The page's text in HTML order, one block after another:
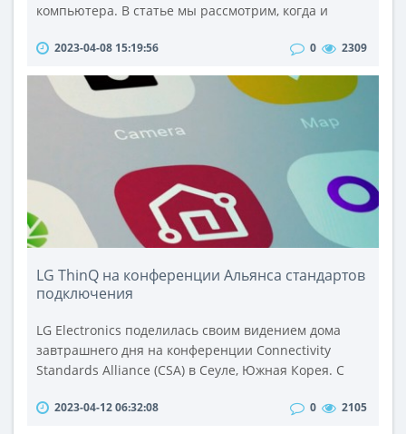
компьютера. В статье мы рассмотрим, когда и
также как это сделать правильно и безопасно.Когда
WindowsПереустановка Windows может
потребоваться по разным причинам. Одна из
самых распространенных – это сбои в работе
2023-04-08 15:19:56 0 2309
LG ThinQ на конференции Альянса стандартов
подключения
LG Electronics поделилась своим видением дома
завтрашнего дня на конференции Connectivity
Standards Alliance (CSA) в Сеуле, Южная Корея. С
обещает предоставить пользователям возможность
2023-04-12 06:32:08 0 2105